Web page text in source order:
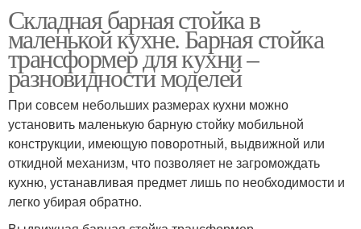
Складная барная стойка в
маленькой кухне. Барная стойка
трансформер для кухни –
разновидности моделей
При совсем небольших размерах кухни можно
установить маленькую барную стойку мобильной
конструкции, имеющую поворотный, выдвижной или
откидной механизм, что позволяет не загромождать
кухню, устанавливая предмет лишь по необходимости и
легко убирая обратно.